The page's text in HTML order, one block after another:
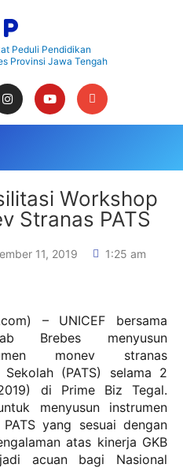
Peduli Pendidikan
Provinsi Jawa Tengah
I
n
s
r
a
m
Y
o
u
e
E
n
v
p
Workshop
Stranas PATS
11, 2019 1:25 am
– UNICEF bersama
Brebes menyusun
monev stranas
(PATS) selama 2
di Prime Biz Tegal.
menyusun instrumen
yang sesuai dengan
atas kinerja GKB
acuan bagi Nasional